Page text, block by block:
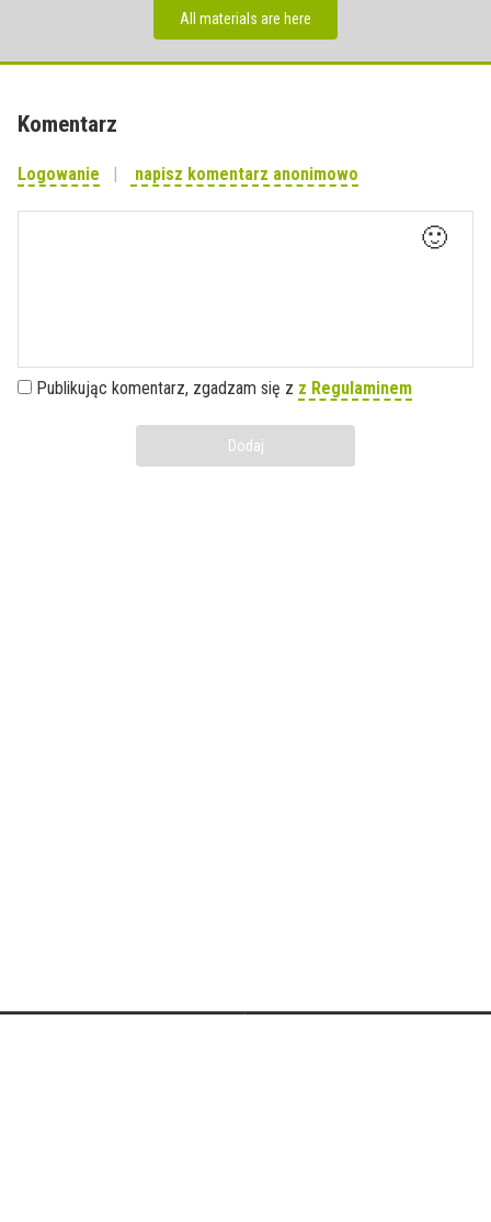
All materials are here
Komentarz
Logowanie napisz komentarz anonimowo
🙂
Publikując komentarz, zgadzam się z z Regulaminem
Dodaj